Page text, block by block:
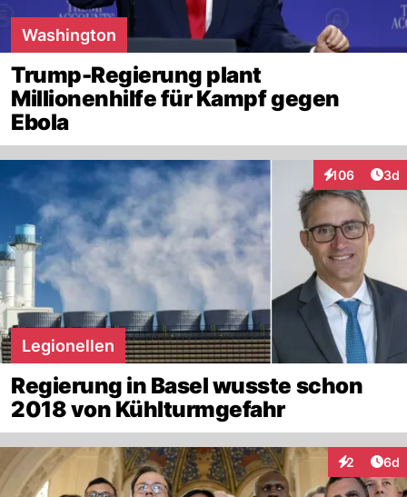
Washington
Trump-Regierung plant
Millionenhilfe für Kampf gegen
Ebola
106
Interaktionen
3d
Legionellen
Regierung in Basel wusste schon
2018 von Kühlturmgefahr
2 6d